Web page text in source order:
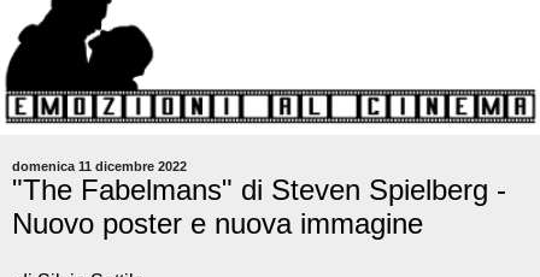
domenica 11 dicembre 2022
"The Fabelmans" di Steven Spielberg -
Nuovo poster e nuova immagine